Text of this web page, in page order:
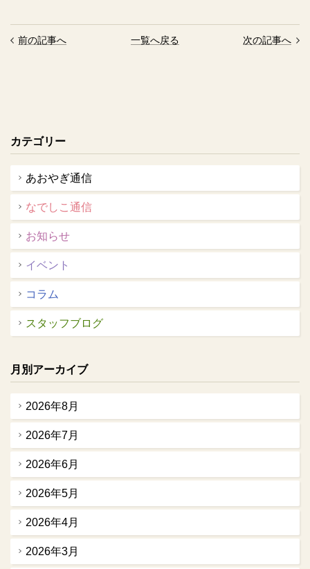
前の記事へ 一覧へ戻る 次の記事へ
カテゴリー
あおやぎ通信
なでしこ通信
お知らせ
イベント
コラム
スタッフブログ
月別アーカイブ
2026年8月
2026年7月
2026年6月
2026年5月
2026年4月
2026年3月